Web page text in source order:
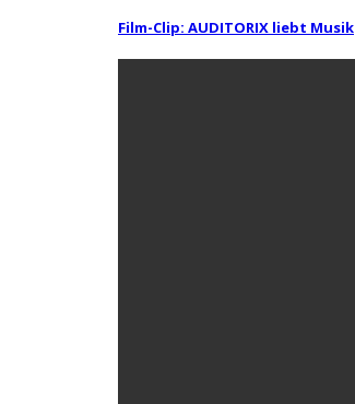
Film-Clip: AUDITORIX liebt Musik